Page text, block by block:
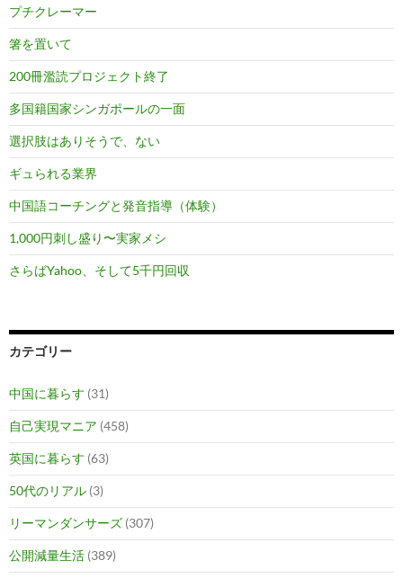
プチクレーマー
箸を置いて
200冊濫読プロジェクト終了
多国籍国家シンガポールの一面
選択肢はありそうで、ない
ギュられる業界
中国語コーチングと発音指導（体験）
1,000円刺し盛り〜実家メシ
さらばYahoo、そして5千円回収
カテゴリー
中国に暮らす (31)
自己実現マニア (458)
英国に暮らす (63)
50代のリアル (3)
リーマンダンサーズ (307)
公開減量生活 (389)